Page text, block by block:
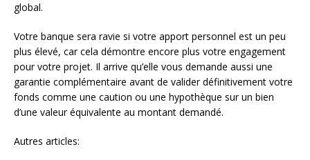
global.
Votre banque sera ravie si votre apport personnel est un peu
plus élevé, car cela démontre encore plus votre engagement
pour votre projet. Il arrive qu’elle vous demande aussi une
garantie complémentaire avant de valider définitivement votre
fonds comme une caution ou une hypothèque sur un bien
d’une valeur équivalente au montant demandé.
Autres articles: